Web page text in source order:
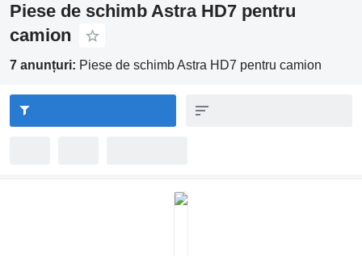
Piese de schimb Astra HD7 pentru
camion
7 anunțuri: Piese de schimb Astra HD7 pentru camion